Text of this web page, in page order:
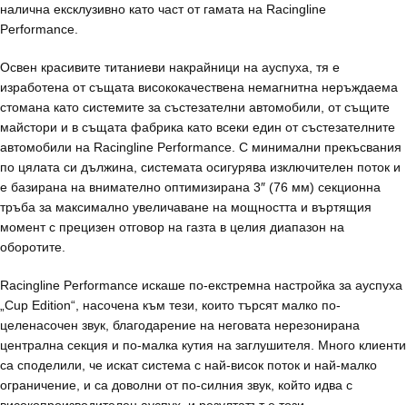
налична ексклузивно като част от гамата на Racingline
Performance.
Освен красивите титаниеви накрайници на ауспуха, тя е
изработена от същата висококачествена немагнитна неръждаема
стомана като системите за състезателни автомобили, от същите
майстори и в същата фабрика като всеки един от състезателните
автомобили на Racingline Performance. С минимални прекъсвания
по цялата си дължина, системата осигурява изключителен поток и
е базирана на внимателно оптимизирана 3″ (76 мм) секционна
тръба за максимално увеличаване на мощността и въртящия
момент с прецизен отговор на газта в целия диапазон на
оборотите.
Racingline Performance искаше по-екстремна настройка за ауспуха
„Cup Edition“, насочена към тези, които търсят малко по-
целенасочен звук, благодарение на неговата нерезонирана
централна секция и по-малка кутия на заглушителя. Много клиенти
са споделили, че искат система с най-висок поток и най-малко
ограничение, и са доволни от по-силния звук, който идва с